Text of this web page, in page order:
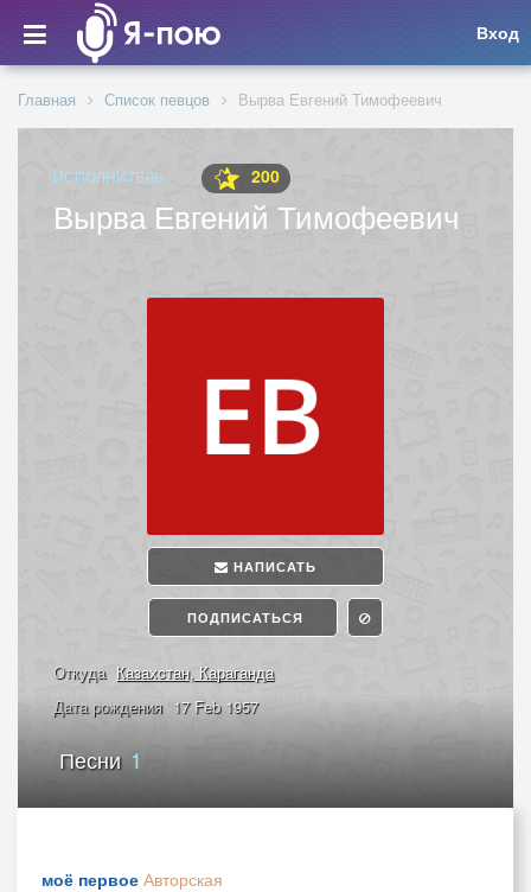
Вход
Главная Список певцов Вырва Евгений Тимофеевич
ИСПОЛНИТЕЛЬ 200
Вырва Евгений Тимофеевич
НАПИСАТЬ
ПОДПИСАТЬСЯ
Откуда Казахcтан, Караганда
Дата рождения 17 Feb 1957
Песни 1
моё первое Авторская